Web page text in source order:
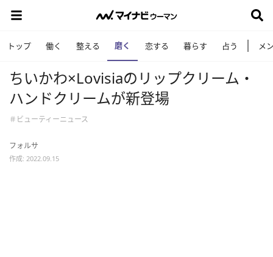
トップ 働く 整える 磨く 恋する 暮らす 占う メ
ちいかわ×Lovisiaのリップクリーム・
ハンドクリームが新登場
＃ビューティーニュース
フォルサ
作成: 2022.09.15